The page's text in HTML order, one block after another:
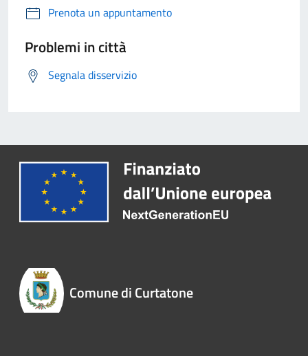
Prenota un appuntamento
Problemi in città
Segnala disservizio
Comune di Curtatone